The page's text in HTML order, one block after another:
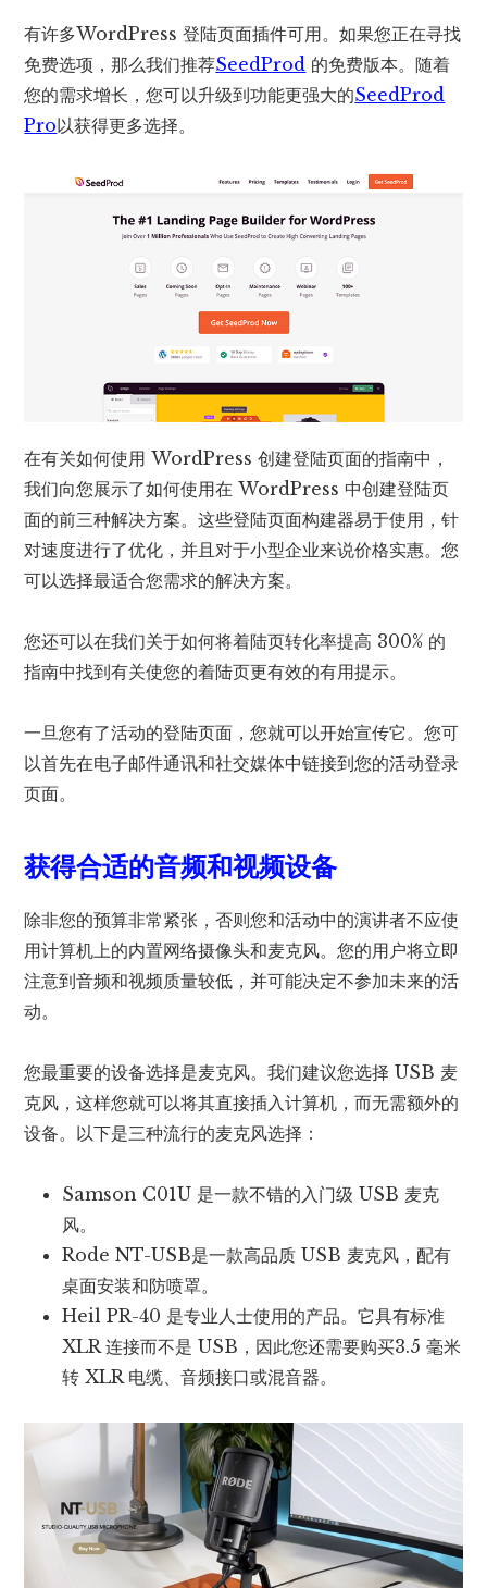
有许多WordPress 登陆页面插件可用。如果您正在寻找
免费选项，那么我们推荐SeedProd 的免费版本。随着
您的需求增长，您可以升级到功能更强大的SeedProd
Pro以获得更多选择。
在有关如何使用 WordPress 创建登陆页面的指南中，
我们向您展示了如何使用在 WordPress 中创建登陆页
面的前三种解决方案。这些登陆页面构建器易于使用，针
对速度进行了优化，并且对于小型企业来说价格实惠。您
可以选择最适合您需求的解决方案。
您还可以在我们关于如何将着陆页转化率提高 300% 的
指南中找到有关使您的着陆页更有效的有用提示。
一旦您有了活动的登陆页面，您就可以开始宣传它。您可
以首先在电子邮件通讯和社交媒体中链接到您的活动登录
页面。
获得合适的音频和视频设备
除非您的预算非常紧张，否则您和活动中的演讲者不应使
用计算机上的内置网络摄像头和麦克风。您的用户将立即
注意到音频和视频质量较低，并可能决定不参加未来的活
动。
您最重要的设备选择是麦克风。我们建议您选择 USB 麦
克风，这样您就可以将其直接插入计算机，而无需额外的
设备。以下是三种流行的麦克风选择：
Samson C01U 是一款不错的入门级 USB 麦克
风。
Rode NT-USB是一款高品质 USB 麦克风，配有
桌面安装和防喷罩。
Heil PR-40 是专业人士使用的产品。它具有标准
XLR 连接而不是 USB，因此您还需要购买3.5 毫米
转 XLR 电缆、音频接口或混音器。